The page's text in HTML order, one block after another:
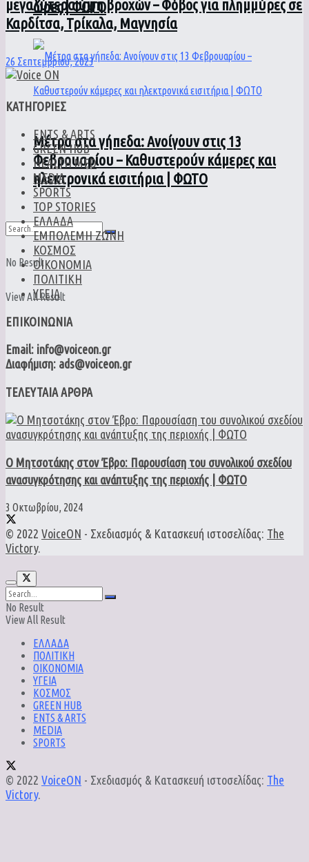
ώρες | ΦΩΤΟ
Μέτρα στα γήπεδα: Ανοίγουν στις 13
Φεβρουαρίου – Καθυστερούν κάμερες και
ηλεκτρονικά εισιτήρια | ΦΩΤΟ
No Result
View All Result
μεγαλύτερα ύψη βροχών – Φόβος για πλημμύρες σε
Καρδίτσα, Τρίκαλα, Μαγνησία
26 Σεπτεμβρίου, 2023
ΚΑΤΗΓΟΡΙΕΣ
ENTS & ARTS
GREEN HUB
HEALTH MED
MEDIA
SPORTS
TOP STORIES
ΕΛΛΑΔΑ
ΕΜΠΟΛΕΜΗ ΖΩΝΗ
ΚΟΣΜΟΣ
ΟΙΚΟΝΟΜΙΑ
ΠΟΛΙΤΙΚΗ
ΥΓΕΙΑ
ΕΠΙΚΟΙΝΩΝΙΑ
Email: info@voiceon.gr
Διαφήμιση: ads@voiceon.gr
ΤΕΛΕΥΤΑΙΑ ΑΡΘΡΑ
Ο Μητσοτάκης στον Έβρο: Παρουσίαση του συνολικού σχεδίου
ανασυγκρότησης και ανάπτυξης της περιοχής | ΦΩΤΟ
3 Οκτωβρίου, 2024
© 2022 VoiceON - Σχεδιασμός & Κατασκευή ιστοσελίδας: The
Victory.
No Result
View All Result
ΕΛΛΑΔΑ
ΠΟΛΙΤΙΚΗ
ΟΙΚΟΝΟΜΙΑ
ΥΓΕΙΑ
ΚΟΣΜΟΣ
GREEN HUB
ENTS & ARTS
MEDIA
SPORTS
© 2022 VoiceON - Σχεδιασμός & Κατασκευή ιστοσελίδας: The
Victory.